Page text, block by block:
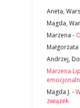
Aneta,
Magda,
Marzena -
Andrzej,
Marzena
Magda J. -
związek